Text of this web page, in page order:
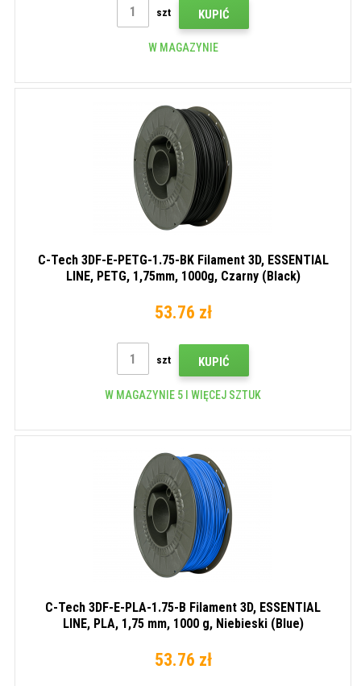
szt KUPIĆ
W MAGAZYNIE
C-Tech 3DF-E-PETG-1.75-BK Filament 3D, ESSENTIAL
LINE, PETG, 1,75mm, 1000g, Czarny (Black)
53.76 zł
szt KUPIĆ
W MAGAZYNIE 5 I WIĘCEJ SZTUK
C-Tech 3DF-E-PLA-1.75-B Filament 3D, ESSENTIAL
LINE, PLA, 1,75 mm, 1000 g, Niebieski (Blue)
53.76 zł